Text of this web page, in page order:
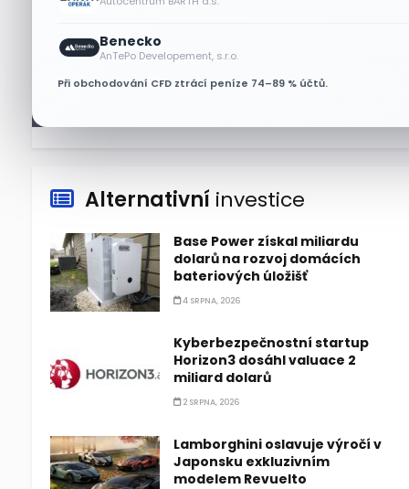
Benecko
AnTePo Developement, s.r.o.
Při obchodování CFD ztrácí peníze 74–89 % účtů.
investoři sázejí na plán výplaty
Alternativní investice
Base Power získal miliardu
dolarů na rozvoj domácích
bateriových úložišť
4 SRPNA, 2026
Kyberbezpečnostní startup
Horizon3 dosáhl valuace 2
miliard dolarů
2 SRPNA, 2026
Lamborghini oslavuje výročí v
Japonsku exkluzivním
modelem Revuelto